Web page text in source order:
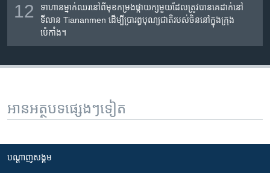
12
ទាហាន​ម្នាក់​ឈរ​នៅ​ពី​មុខ​កម្រង​ផ្កា​យក្ស​មួយ​ដែល​ត្រូវ​បាន​គេ​ដាក់​នៅ​
ទីលាន Tiananmen ដើម្បី​ប្រារព្ធ​បុណ្យ​ជាតិ​របស់​ចិន​នៅ​ក្នុង​ក្រុង​
ប៉េកាំង។
អានអត្ថបទផ្សេងៗទៀត
បណ្តាញ​សង្គម